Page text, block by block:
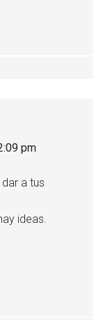
pm
a tus
ideas.